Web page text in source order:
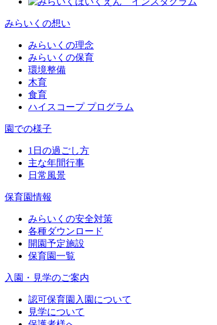
みらいくの想い
みらいくの理念
みらいくの保育
環境整備
木育
食育
ハイスコープ プログラム
園での様子
1日の過ごし方
主な年間行事
日常風景
保育園情報
みらいくの安全対策
各種ダウンロード
開園予定施設
保育園一覧
入園・見学のご案内
認可保育園入園について
見学について